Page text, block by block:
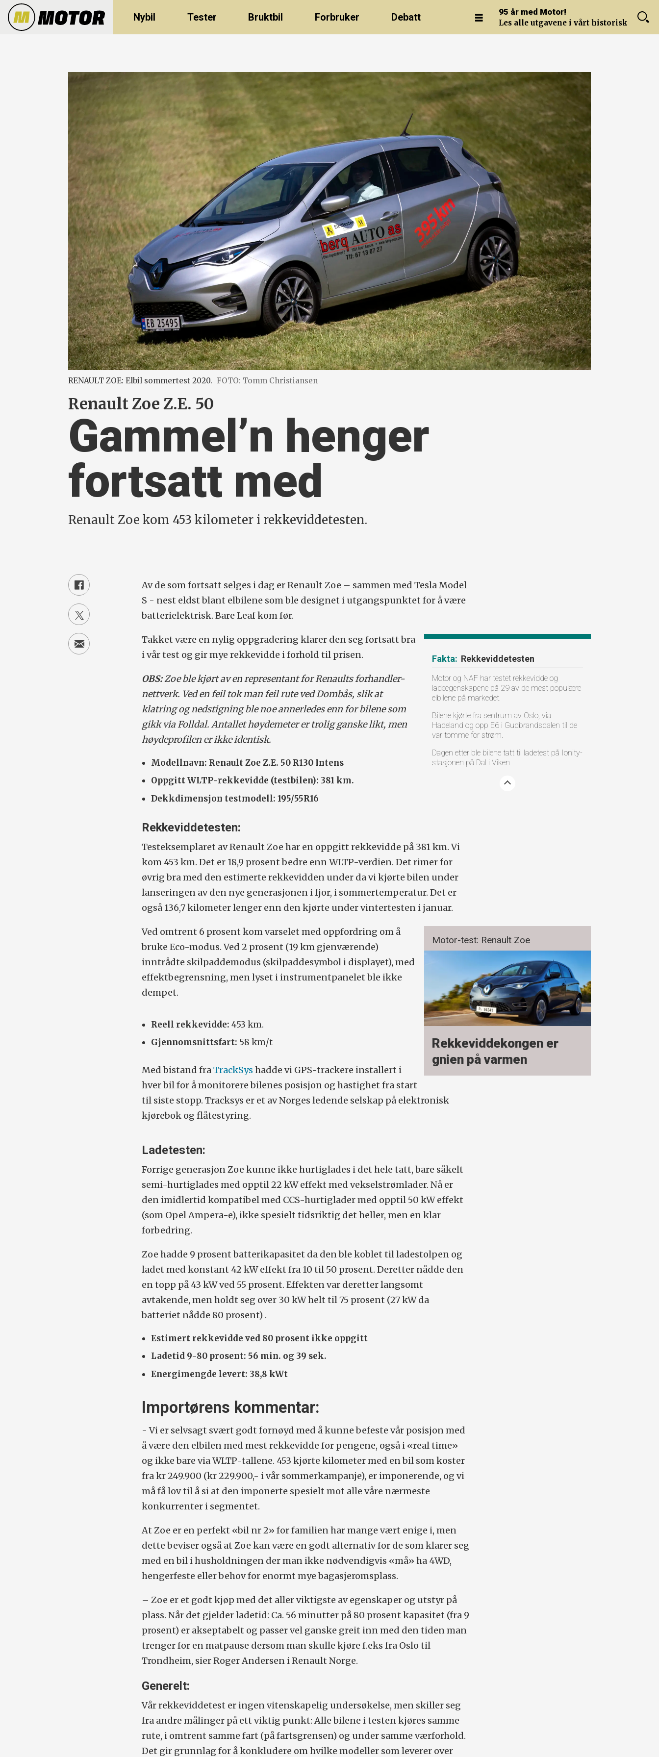
Nybil Tester Bruktbil Forbruker Debatt 95 år med Motor!
Les alle utgavene i vårt historiske arkiv.
RENAULT ZOE: Elbil sommertest 2020. FOTO: Tomm Christiansen
Renault Zoe Z.E. 50
Gammel’n henger
fortsatt med
Renault Zoe kom 453 kilometer i rekkeviddetesten.
Av de som fortsatt selges i dag er Renault Zoe – sammen med Tesla Model
S - nest eldst blant elbilene som ble designet i utgangspunktet for å være
batterielektrisk. Bare Leaf kom før.
Rekkeviddetesten
Motor og NAF har testet rekkevidde og
ladeegenskapene på 29 av de mest populære
elbilene på markedet.
Bilene kjørte fra sentrum av Oslo, via
Hadeland og opp E6 i Gudbrandsdalen til de
var tomme for strøm.
Dagen etter ble bilene tatt til ladetest på Ionity-
stasjonen på Dal i Viken
Takket være en nylig oppgradering klarer den seg fortsatt bra
i vår test og gir mye rekkevidde i forhold til prisen.
OBS:Zoe ble kjørt av en representant for Renaults forhandler-
nettverk. Ved en feil tok man feil rute ved Dombås, slik at
klatring og nedstigning ble noe annerledes enn for bilene som
gikk via Folldal. Antallet høydemeter er trolig ganske likt, men
høydeprofilen er ikke identisk.
Modellnavn: Renault Zoe Z.E. 50 R130 Intens
Oppgitt WLTP-rekkevidde (testbilen): 381 km.
Dekkdimensjon testmodell: 195/55R16
Rekkeviddetesten:
Testeksemplaret av Renault Zoe har en oppgitt rekkevidde på 381 km. Vi
kom 453 km. Det er 18,9 prosent bedre enn WLTP-verdien. Det rimer for
øvrig bra med den estimerte rekkevidden under da vi kjørte bilen under
lanseringen av den nye generasjonen i fjor, i sommertemperatur. Det er
også 136,7 kilometer lenger enn den kjørte undervintertesten i januar.
Motor-test: Renault Zoe
Rekkeviddekongen er
gnien på varmen
Ved omtrent 6 prosent kom varselet med oppfordring om å
bruke Eco-modus. Ved 2 prosent (19 km gjenværende)
inntrådte skilpaddemodus (skilpaddesymbol i displayet), med
effektbegrensning, men lyset i instrumentpanelet ble ikke
dempet.
Reell rekkevidde: 453 km.
Gjennomsnittsfart: 58 km/t
Med bistand fraTrackSys hadde vi GPS-trackere installert i
hver bil for å monitorere bilenes posisjon og hastighet fra start
til siste stopp. Tracksys er et av Norges ledende selskap på elektronisk
kjørebok og flåtestyring.
Ladetesten:
Forrige generasjon Zoe kunne ikke hurtiglades i det hele tatt, bare såkelt
semi-hurtiglades med opptil 22 kW effekt med vekselstrømlader. Nå er
den imidlertid kompatibel med CCS-hurtiglader med opptil 50 kW effekt
(som OpelAmpera-e), ikke spesielt tidsriktig det heller, men en klar
forbedring.
Zoe hadde 9 prosent batterikapasitet da den ble koblet til ladestolpen og
ladet med konstant 42 kW effekt fra 10 til 50 prosent. Deretter nådde den
en topp på 43 kW ved 55 prosent. Effekten var deretter langsomt
avtakende, men holdt seg over 30 kW helt til 75 prosent (27 kW da
batteriet nådde 80 prosent) .
Estimert rekkevidde ved 80 prosent ikke oppgitt
Ladetid 9-80 prosent: 56 min. og 39 sek.
Energimengde levert: 38,8 kWt
Importørens kommentar:
- Vi er selvsagt svært godt fornøyd med å kunne befeste vår posisjon med
å være den elbilen med mest rekkevidde for pengene, også i «real time»
og ikke bare via WLTP-tallene. 453 kjørte kilometer med en bil som koster
fra kr 249.900 (kr 229.900,- i vår sommerkampanje), er imponerende, og vi
må få lov til å si at den imponerte spesielt mot alle våre nærmeste
konkurrenter i segmentet.
At Zoe er en perfekt «bil nr2» for familien har mange vært enige i, men
dette beviser også at Zoe kan være en godt alternativ for de som klarer seg
med en bil i husholdningen der man ikke nødvendigvis «må» ha 4WD,
hengerfeste eller behov for enormt myebagasjeromsplass.
– Zoe er et godt kjøp med det aller viktigste av egenskaper og utstyr på
plass.Når det gjelder ladetid: Ca. 56 minutter på 80 prosent kapasitet (fra 9
prosent) er akseptabelt og passer vel ganske greit inn med den tiden man
trenger for en matpause dersom man skulle kjøref.eks fra Oslo til
Trondheim, sier Roger Andersen i Renault Norge.
Generelt:
Vår rekkeviddetest er ingen vitenskapelig undersøkelse, men skiller seg
fra andre målinger på ett viktig punkt: Alle bilene i testen kjøres samme
rute, i omtrent samme fart (på fartsgrensen) og under samme værforhold.
Det gir grunnlag for å konkludere om hvilke modeller som leverer over